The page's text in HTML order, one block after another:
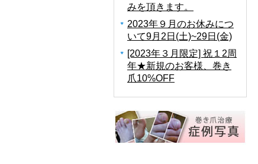
みを頂きます。
2023年９月のお休みにつ
いて9月2日(土)~29日(金)
[2023年３月限定] 祝１2周
年★新規のお客様、巻き
爪10%OFF